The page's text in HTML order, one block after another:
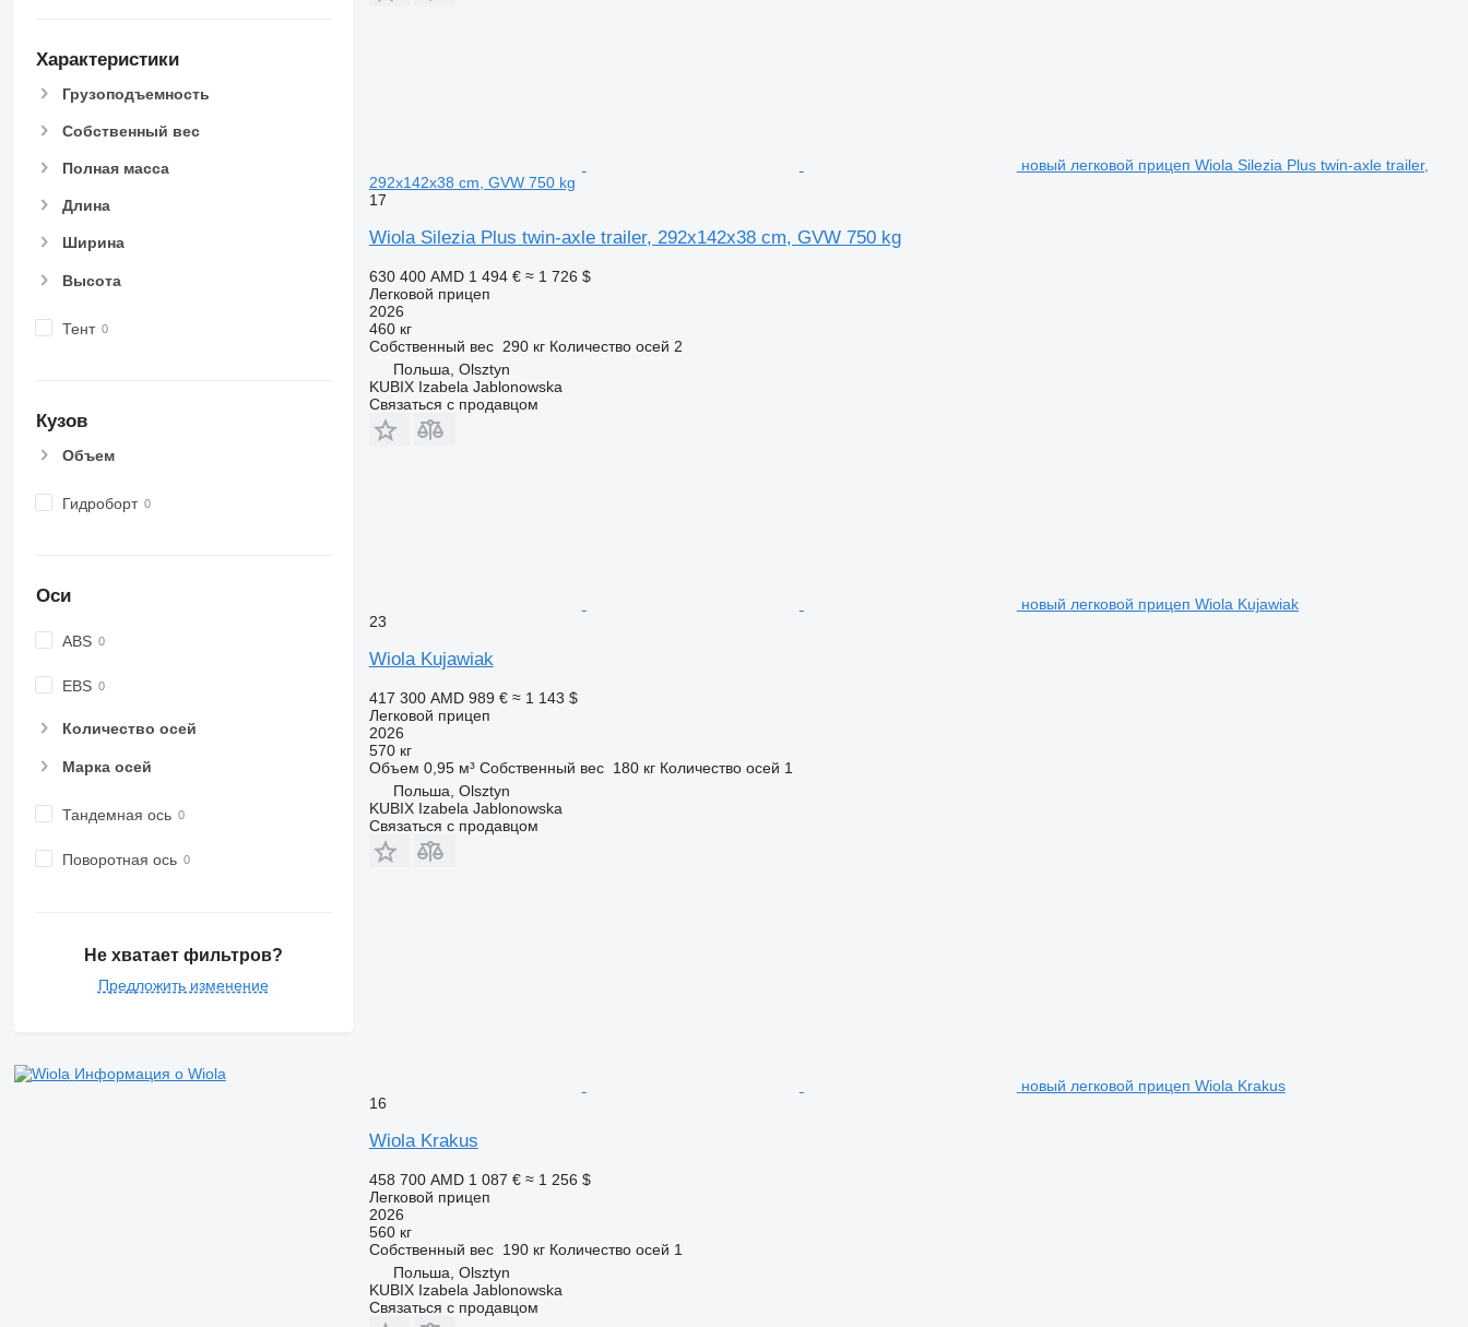
Характеристики
Грузоподъемность
Собственный вес
Полная масса
Длина
Ширина
Высота
Тент
Кузов
Объем
Гидроборт
Оси
ABS
EBS
Количество осей
Марка осей
Тандемная ось
Поворотная ось
Не хватает фильтров?
Предложить изменение
Информация о Wiola
новый легковой прицеп Wiola Silezia Plus twin-axle trailer,
292x142x38 cm, GVW 750 kg
17
Wiola Silezia Plus twin-axle trailer, 292x142x38 cm, GVW 750 kg
630 400 AMD 1 494 € ≈ 1 726 $
Легковой прицеп
2026
460 кг
Собственный вес 290 кг Количество осей 2
Польша, Olsztyn
KUBIX Izabela Jablonowska
Связаться с продавцом
новый легковой прицеп Wiola Kujawiak
23
Wiola Kujawiak
417 300 AMD 989 € ≈ 1 143 $
Легковой прицеп
2026
570 кг
Объем 0,95 м³ Собственный вес 180 кг Количество осей 1
Польша, Olsztyn
KUBIX Izabela Jablonowska
Связаться с продавцом
новый легковой прицеп Wiola Krakus
16
Wiola Krakus
458 700 AMD 1 087 € ≈ 1 256 $
Легковой прицеп
2026
560 кг
Собственный вес 190 кг Количество осей 1
Польша, Olsztyn
KUBIX Izabela Jablonowska
Связаться с продавцом